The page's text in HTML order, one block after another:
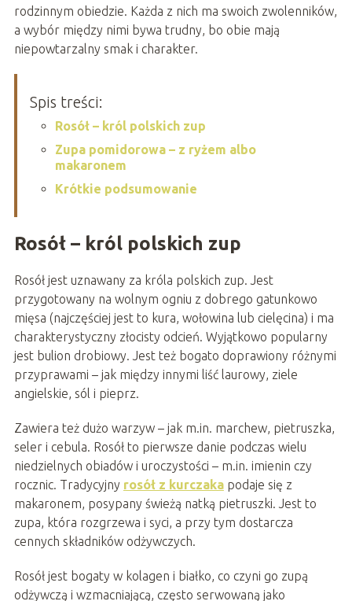
rodzinnym obiedzie. Każda z nich ma swoich zwolenników,
a wybór między nimi bywa trudny, bo obie mają
niepowtarzalny smak i charakter.
Spis treści:
Rosół – król polskich zup
Zupa pomidorowa – z ryżem albo
makaronem
Krótkie podsumowanie
Rosół – król polskich zup
Rosół jest uznawany za króla polskich zup. Jest
przygotowany na wolnym ogniu z dobrego gatunkowo
mięsa (najczęściej jest to kura, wołowina lub cielęcina) i ma
charakterystyczny złocisty odcień. Wyjątkowo popularny
jest bulion drobiowy. Jest też bogato doprawiony różnymi
przyprawami – jak między innymi liść laurowy, ziele
angielskie, sól i pieprz.
Zawiera też dużo warzyw – jak m.in. marchew, pietruszka,
seler i cebula. Rosół to pierwsze danie podczas wielu
niedzielnych obiadów i uroczystości – m.in. imienin czy
rocznic. Tradycyjny rosół z kurczakapodaje się z
makaronem, posypany świeżą natką pietruszki. Jest to
zupa, która rozgrzewa i syci, a przy tym dostarcza
cennych składników odżywczych.
Rosół jest bogaty w kolagen i białko, co czyni go zupą
odżywczą i wzmacniającą, często serwowaną jako